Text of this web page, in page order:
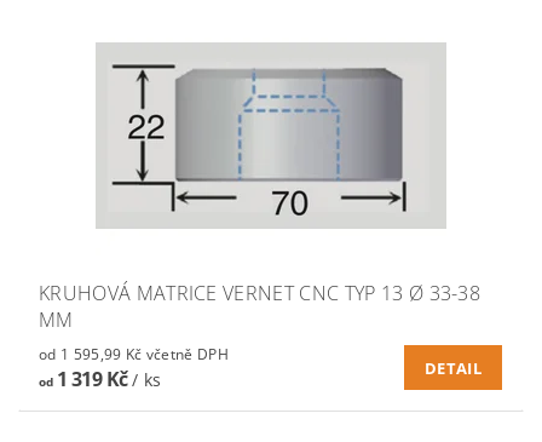
KRUHOVÁ MATRICE VERNET CNC TYP 13 Ø 33-38
MM
od 1 595,99 Kč včetně DPH
od1 319 Kč/ ks
DETAIL